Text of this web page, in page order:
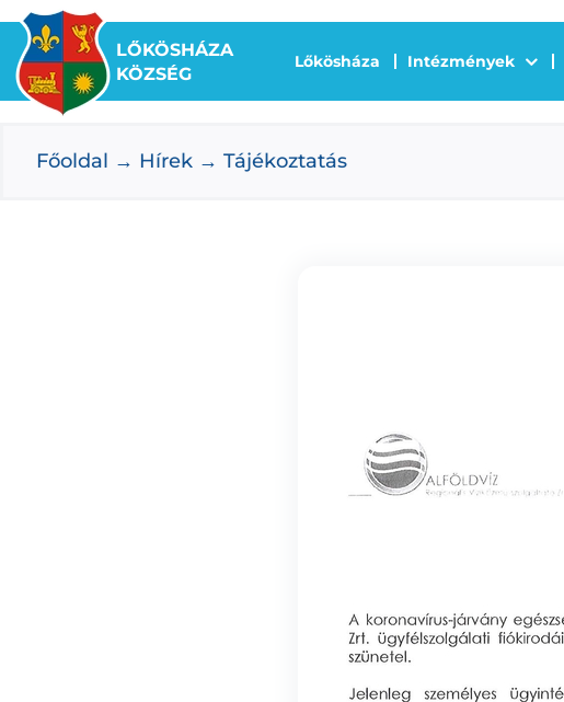
Kihagyás
LŐKÖSHÁZA
KÖZSÉG
Lőkösháza Intézmények
Főoldal Hírek Tájékoztatás